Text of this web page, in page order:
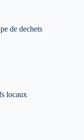
de dechets
locaux